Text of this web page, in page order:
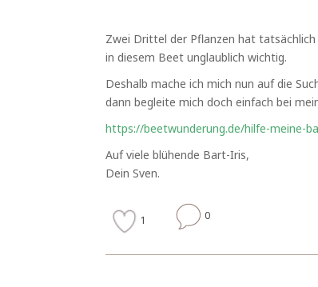
Zwei Drittel der Pflanzen hat
in diesem Beet unglaublich wichtig.
Deshalb mache ich mich nun auf die
dann begleite mich doch einfach bei
https://beetwunderung.de/hilfe-meine-
Auf viele blühende Bart-Iris,
Dein Sven.
1 0